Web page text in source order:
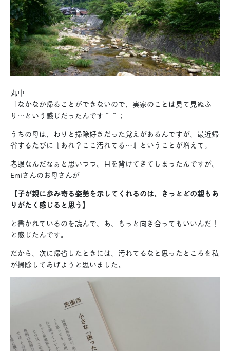
丸中
「なかなか帰ることができないので、実家のことは見て見ぬふ
り…という感じだったんです＾＾；
うちの母は、わりと掃除好きだった覚えがあるんですが、最近帰
省するたびに『あれ？ここ汚れてる…』ということが増えて。
老眼なんだなぁと思いつつ、目を背けてきてしまったんですが、
Emiさんのお母さんが
【子が親に歩み寄る姿勢を示してくれるのは、きっとどの親もあ
りがたく感じると思う】
と書かれているのを読んで、あ、もっと向き合ってもいいんだ！
と感じたんです。
だから、次に帰省したときには、汚れてるなと思ったところを私
が掃除してあげようと思いました。